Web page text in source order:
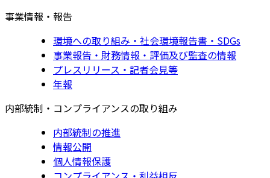
事業情報・報告
環境への取り組み・社会環境報告書・SDGs
事業報告・財務情報・評価及び監査の情報
プレスリリース・記者会見等
年報
内部統制・コンプライアンスの取り組み
内部統制の推進
情報公開
個人情報保護